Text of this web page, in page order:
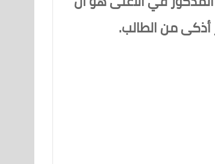
أذكى من الطالب.